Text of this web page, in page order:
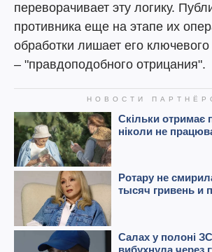
переворачивает эту логику.
противника еще на этапе их
обработки лишает его
– "правдоподобного отрицания".